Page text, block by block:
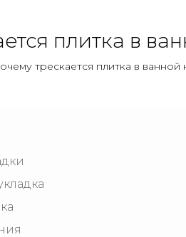
плитка в
трескается плитка в ванной